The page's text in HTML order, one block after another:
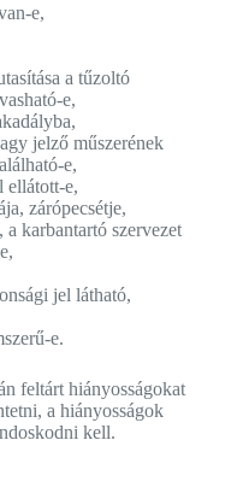
e,
a tűzoltó
e,
jelző műszerének
e,
ellátott-e,
zárópecsétje,
karbantartó szervezet
jel látható,
e.
feltárt hiányosságokat
a hiányosságok
kell.